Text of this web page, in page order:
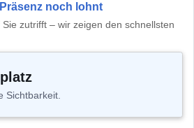
noch lohnt
zutrifft – wir zeigen den schnellsten
Sichtbarkeit.